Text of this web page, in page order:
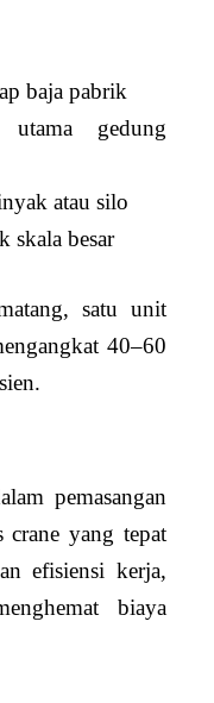
baja pabrik
utama gedung
atau silo
skala besar
satu unit
40–60
pemasangan
yang tepat
efisiensi kerja,
biaya